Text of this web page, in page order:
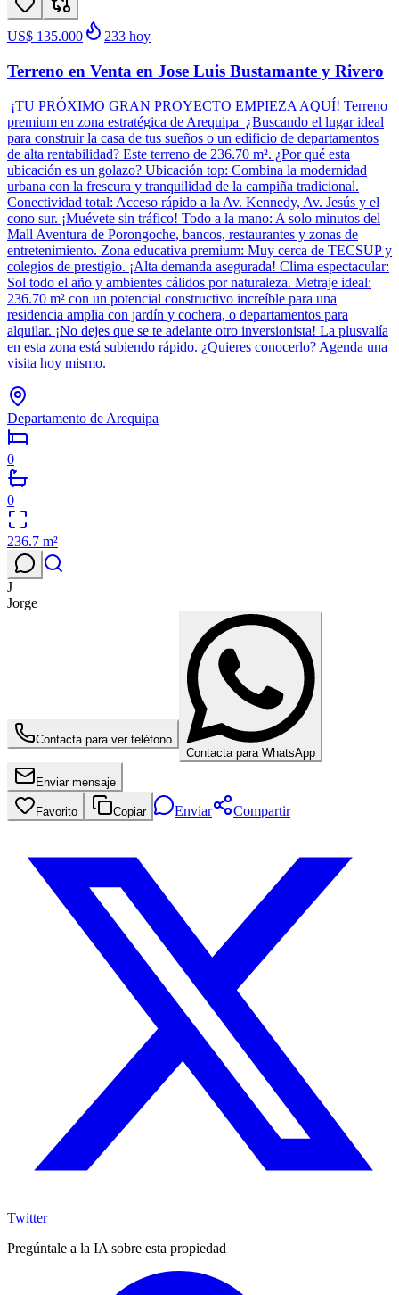
US$ 135.000 233 hoy
Terreno en Venta en Jose Luis Bustamante y Rivero
¡TU PRÓXIMO GRAN PROYECTO EMPIEZA AQUÍ! Terreno
premium en zona estratégica de Arequipa ¿Buscando el lugar ideal
para construir la casa de tus sueños o un edificio de departamentos
de alta rentabilidad? Este terreno de 236.70 m². ¿Por qué esta
ubicación es un golazo? Ubicación top: Combina la modernidad
urbana con la frescura y tranquilidad de la campiña tradicional.
Conectividad total: Acceso rápido a la Av. Kennedy, Av. Jesús y el
cono sur. ¡Muévete sin tráfico! Todo a la mano: A solo minutos del
Mall Aventura de Porongoche, bancos, restaurantes y zonas de
entretenimiento. Zona educativa premium: Muy cerca de TECSUP y
colegios de prestigio. ¡Alta demanda asegurada! Clima espectacular:
Sol todo el año y ambientes cálidos por naturaleza. Metraje ideal:
236.70 m² con un potencial constructivo increíble para una
residencia amplia con jardín y cochera, o departamentos para
alquilar. ¡No dejes que se te adelante otro inversionista! La plusvalía
en esta zona está subiendo rápido. ¿Quieres conocerlo? Agenda una
visita hoy mismo.
Departamento de Arequipa
0
0
236.7 m²
J
Jorge
Contacta para ver teléfono
Contacta para WhatsApp
Enviar mensaje
Favorito Copiar Enviar Compartir
Twitter
Pregúntale a la IA sobre esta propiedad